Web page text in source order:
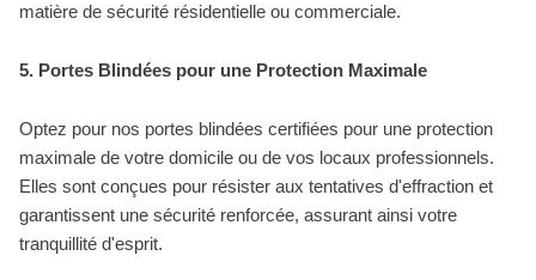
matière de sécurité résidentielle ou commerciale.
5. Portes Blindées pour une Protection Maximale
Optez pour nos portes blindées certifiées pour une protection
maximale de votre domicile ou de vos locaux professionnels.
Elles sont conçues pour résister aux tentatives d'effraction et
garantissent une sécurité renforcée, assurant ainsi votre
tranquillité d'esprit.